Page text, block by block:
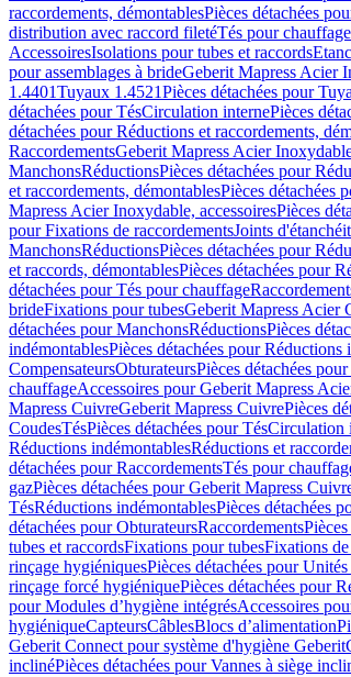
raccordements, démontablesPièces détachées
distribution avec raccord filetéTés pour chauffage
AccessoiresIsolations pour tubes et raccords
pour assemblages à brideGeberit Mapress Acier
1.4401Tuyaux 1.4521Pièces détachées pour
détachées pour TésCirculation internePièces
détachées pour Réductions et raccordements,
RaccordementsGeberit Mapress Acier
ManchonsRéductionsPièces détachées pour
et raccordements, démontablesPièces détachées
Mapress Acier Inoxydable, accessoiresPièces
pour Fixations de raccordementsJoints
ManchonsRéductionsPièces détachées pour
et raccords, démontablesPièces détachées pour
détachées pour Tés pour chauffage
brideFixations pour tubesGeberit Mapress Acier
détachées pour ManchonsRéductionsPièces
indémontablesPièces détachées pour Réductions
CompensateursObturateursPièces détachées
chauffageAccessoires pour Geberit Mapress
Mapress CuivreGeberit Mapress CuivrePièces
CoudesTésPièces détachées pour TésCirculation
Réductions indémontablesRéductions et
détachées pour RaccordementsTés pour
gazPièces détachées pour Geberit Mapress
TésRéductions indémontablesPièces détachées
détachées pour ObturateursRaccordements
tubes et raccordsFixations pour tubesFixations
rinçage hygiéniquesPièces détachées pour
rinçage forcé hygiéniquePièces détachées pour
pour Modules d’hygiène intégrésAccessoires
hygiéniqueCapteursCâblesBlocs d’alimentation
Geberit Connect pour système d'hygiène Geberit
inclinéPièces détachées pour Vannes à siège